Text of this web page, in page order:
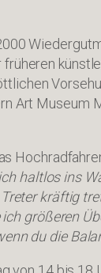
Art Museum
haltlos ins
kräftig
größeren
du die